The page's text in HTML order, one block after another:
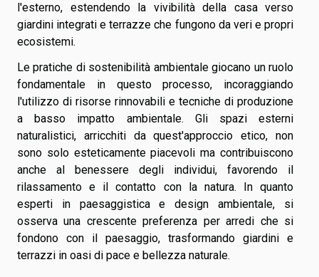
l'esterno, estendendo la vivibilità della casa verso
giardini integrati e terrazze che fungono da veri e propri
ecosistemi.
Le pratiche di sostenibilità ambientale giocano un ruolo
fondamentale in questo processo, incoraggiando
l'utilizzo di risorse rinnovabili e tecniche di produzione
a basso impatto ambientale. Gli spazi esterni
naturalistici, arricchiti da quest'approccio etico, non
sono solo esteticamente piacevoli ma contribuiscono
anche al benessere degli individui, favorendo il
rilassamento e il contatto con la natura. In quanto
esperti in paesaggistica e design ambientale, si
osserva una crescente preferenza per arredi che si
fondono con il paesaggio, trasformando giardini e
terrazzi in oasi di pace e bellezza naturale.